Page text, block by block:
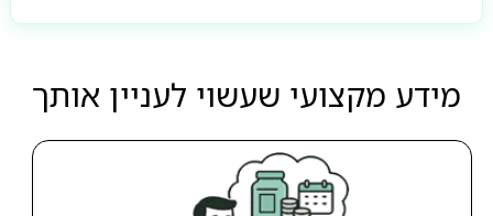
מידע מקצועי שעשוי לעניין אותך